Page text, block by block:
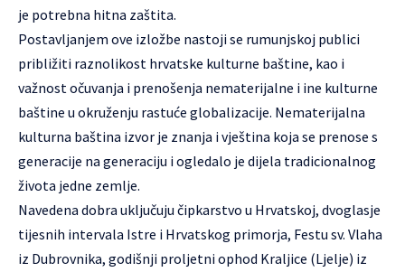
je potrebna hitna zaštita.
Postavljanjem ove izložbe nastoji se rumunjskoj publici
približiti raznolikost hrvatske kulturne baštine, kao i
važnost očuvanja i prenošenja nematerijalne i ine kulturne
baštine u okruženju rastuće globalizacije. Nematerijalna
kulturna baština izvor je znanja i vještina koja se prenose s
generacije na generaciju i ogledalo je dijela tradicionalnog
života jedne zemlje.
Navedena dobra uključuju čipkarstvo u Hrvatskoj, dvoglasje
tijesnih intervala Istre i Hrvatskog primorja, Festu sv. Vlaha
iz Dubrovnika, godišnji proljetni ophod Kraljice (Ljelje) iz